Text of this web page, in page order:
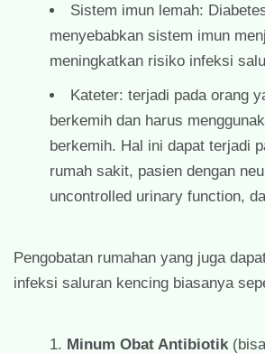
Sistem imun lemah:
menyebabkan sistem imun
meningkatkan risiko infeksi
Kateter: terjadi pada orang
berkemih dan harus
berkemih. Hal ini dapat terjadi
rumah sakit, pasien dengan
uncontrolled urinary function,
Pengobatan rumahan yang juga
infeksi saluran kencing biasanya
Minum Obat Antibiotik